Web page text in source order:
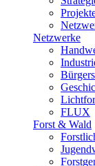
Netzwerke
FLUX
Forst & Wald